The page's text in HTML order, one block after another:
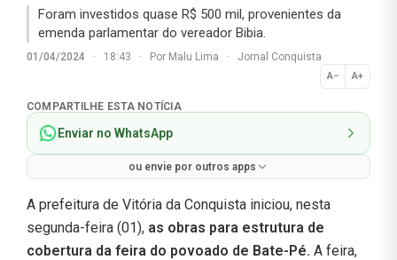
Foram investidos quase R$ 500 mil, provenientes da
emenda parlamentar do vereador Bibia.
01/04/2024 · 18:43 · Por Malu Lima · Jornal Conquista
A− A+
Normal
COMPARTILHE ESTA NOTÍCIA
Enviar no WhatsApp
ou envie por outros apps
A prefeitura de Vitória da Conquista iniciou, nesta
segunda-feira (01), as obras para estrutura de
cobertura da feira do povoado de Bate-Pé. A feira,